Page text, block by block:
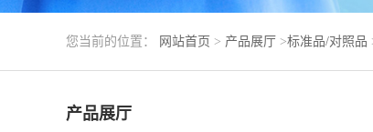
您当前的位置： 网站首页 > 产品展厅 >标准品/对照品
产品展厅